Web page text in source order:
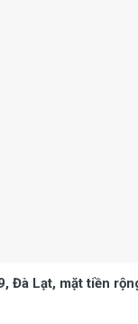
Đà Lạt, mặt tiền